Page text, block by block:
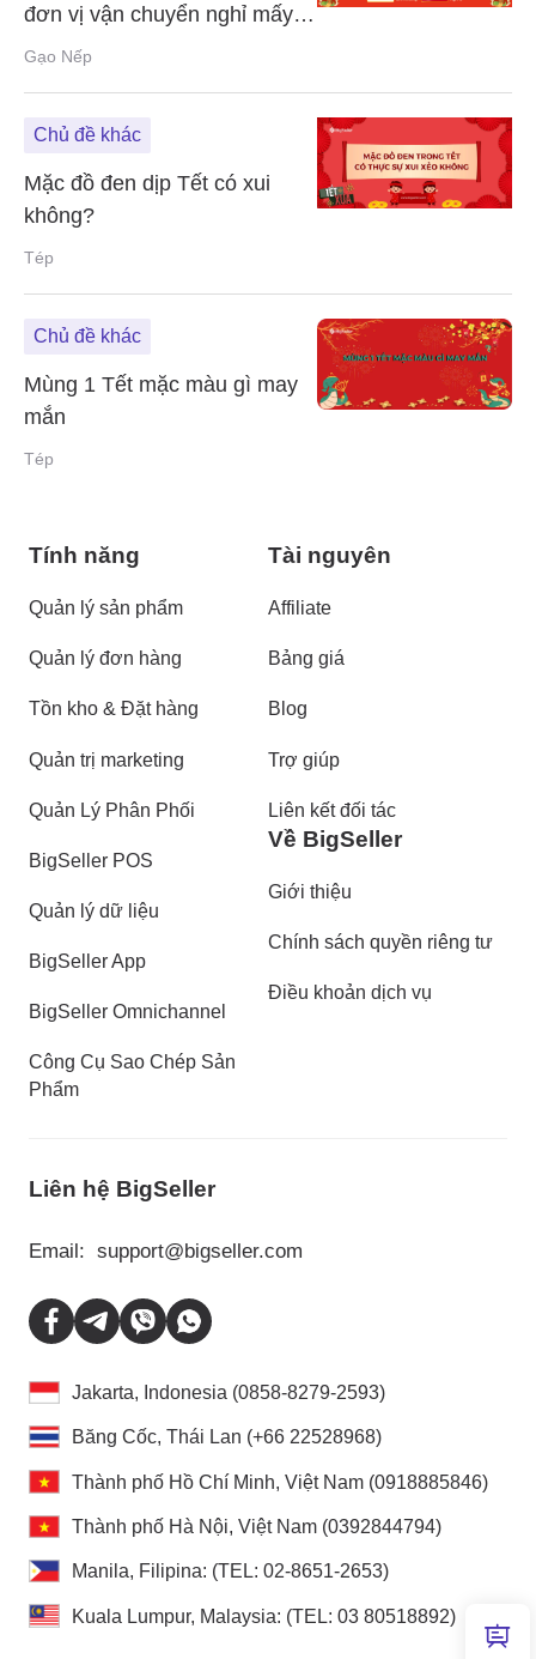
đơn vị vận chuyển nghỉ mấy
ngày?
Gạo Nếp
Chủ đề khác
Mặc đồ đen dịp Tết có xui
không?
Tép
Chủ đề khác
Mùng 1 Tết mặc màu gì may
mắn
Tép
Tính năng
Quản lý sản phẩm
Quản lý đơn hàng
Tồn kho & Đặt hàng
Quản trị marketing
Quản Lý Phân Phối
BigSeller POS
Quản lý dữ liệu
BigSeller App
BigSeller Omnichannel
Công Cụ Sao Chép Sản
Phẩm
Tài nguyên
Affiliate
Bảng giá
Blog
Trợ giúp
Liên kết đối tác
Về BigSeller
Giới thiệu
Chính sách quyền riêng tư
Điều khoản dịch vụ
Liên hệ BigSeller
Email: support@bigseller.com
Jakarta, Indonesia (0858-8279-2593)
Băng Cốc, Thái Lan (+66 22528968)
Thành phố Hồ Chí Minh, Việt Nam (0918885846)
Thành phố Hà Nội, Việt Nam (0392844794)
Manila, Filipina: (TEL: 02-8651-2653)
Kuala Lumpur, Malaysia: (TEL: 03 80518892)